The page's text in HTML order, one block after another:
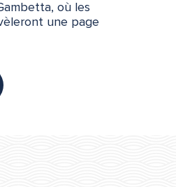
où les
une page